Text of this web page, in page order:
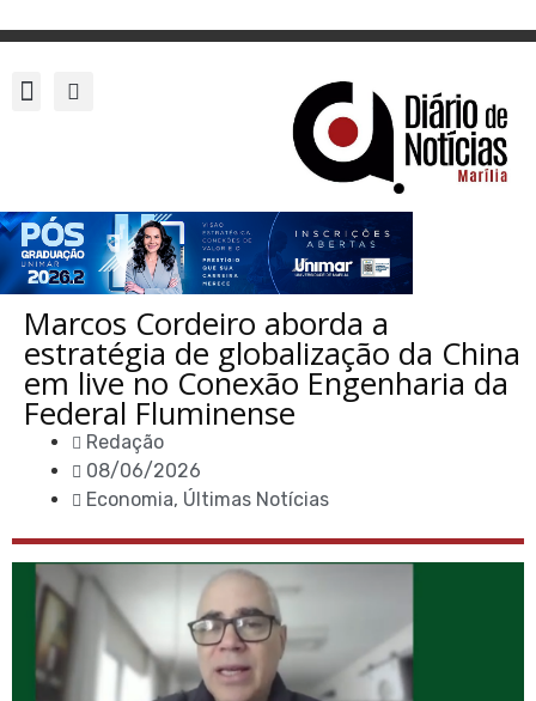
Marcos Cordeiro aborda a
estratégia de globalização da China
em live no Conexão Engenharia da
Federal Fluminense
Redação
08/06/2026
Economia, Últimas Notícias